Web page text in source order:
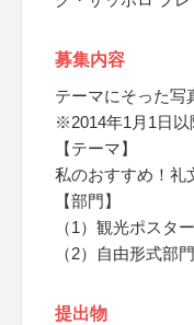
募集内容
テーマにそった写
※2014年1月1日以
【テーマ】
私のおすすめ！礼
【部門】
（1）観光ポスタ
（2）自由形式部門
提出物